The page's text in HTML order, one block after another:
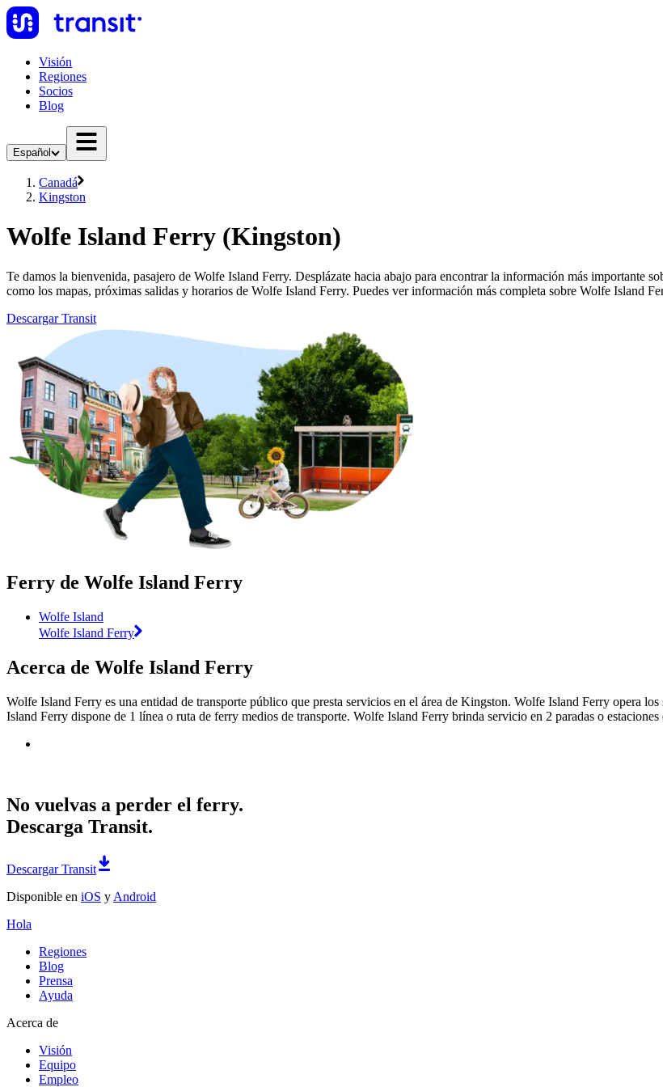
Visión
Regiones
Socios
Blog
Español
Canadá
Kingston
Wolfe Island Ferry (Kingston)
Te damos la bienvenida, pasajero de Wolfe Island Ferry. Desplázate hacia abajo para encontrar la información más importante
como los mapas, próximas salidas y horarios de Wolfe Island Ferry. Puedes ver información más completa sobre Wolfe Island
Descargar Transit
Ferry de Wolfe Island Ferry
Wolfe Island
Wolfe Island Ferry
Acerca de Wolfe Island Ferry
Wolfe Island Ferry es una entidad de transporte público que presta servicios en el área de Kingston. Wolfe Island Ferry opera
Island Ferry dispone de 1 línea o ruta de ferry medios de transporte. Wolfe Island Ferry brinda servicio en 2 paradas o
No vuelvas a perder el ferry.
Descarga Transit.
Descargar Transit
Disponible en iOS y Android
Hola
Regiones
Blog
Prensa
Ayuda
Acerca de
Visión
Equipo
Empleo